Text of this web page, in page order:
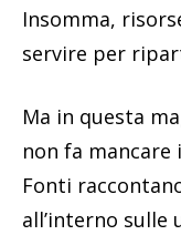
Insomma,
servire per
Ma in questa
non fa
Fonti
all’interno sulle